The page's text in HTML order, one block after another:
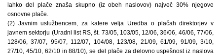
lahko del plače znaša skupno (iz obeh naslovov) največ 30% njegove
osnovne plače.
(2) Javnim uslužbencem, za katere velja Uredba o plačah direktorjev v
javnem sektorju (Uradni list RS, št. 73/05, 103/05, 12/06, 36/06, 46/06, 77/06,
128/06, 37/07, 95/07, 112/07, 104/08, 123/08, 21/09, 61/09, 91/09, 3/10,
27/10, 45/10, 62/10 in 88/10), se del plače za delovno uspešnost iz naslova